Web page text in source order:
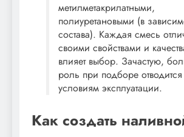
метилметакрилатными,
полиуретановыми (в
состава). Каждая смесь
своими свойствами и
влияет выбор. Зачастую,
роль при подборе
условиям эксплуатации.
Как создать